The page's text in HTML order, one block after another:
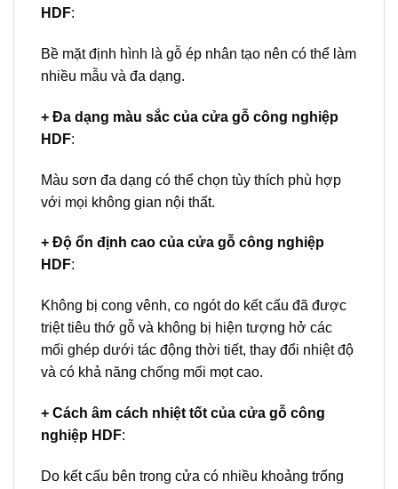
HDF:
Bề mặt định hình là gỗ ép nhân tạo nên có thể làm
nhiều mẫu và đa dạng.
+ Đa dạng màu sắc của cửa gỗ công nghiệp
HDF:
Màu sơn đa dạng có thể chọn tùy thích phù hợp
với mọi không gian nội thất.
+ Độ ổn định cao của cửa gỗ công nghiệp
HDF:
Không bị cong vênh, co ngót do kết cấu đã được
triệt tiêu thớ gỗ và không bị hiện tượng hở các
mối ghép dưới tác động thời tiết, thay đổi nhiệt độ
và có khả năng chống mối mọt cao.
+ Cách âm cách nhiệt tốt của cửa gỗ công
nghiệp HDF:
Do kết cấu bên trong cửa có nhiều khoảng trống